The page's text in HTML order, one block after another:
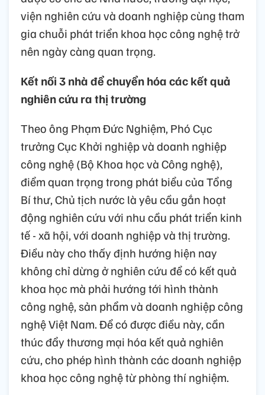
viện nghiên cứu và doanh nghiệp cùng tham
gia chuỗi phát triển khoa học công nghệ trở
nên ngày càng quan trọng.
Kết nối 3 nhà để chuyển hóa các kết quả
nghiên cứu ra thị trường
Theo ông Phạm Đức Nghiệm, Phó Cục
trưởng Cục Khởi nghiệp và doanh nghiệp
công nghệ (Bộ Khoa học và Công nghệ),
điểm quan trọng trong phát biểu của Tổng
Bí thư, Chủ tịch nước là yêu cầu gắn hoạt
động nghiên cứu với nhu cầu phát triển kinh
tế - xã hội, với doanh nghiệp và thị trường.
Điều này cho thấy định hướng hiện nay
không chỉ dừng ở nghiên cứu để có kết quả
khoa học mà phải hướng tới hình thành
công nghệ, sản phẩm và doanh nghiệp công
nghệ Việt Nam. Để có được điều này, cần
thúc đẩy thương mại hóa kết quả nghiên
cứu, cho phép hình thành các doanh nghiệp
khoa học công nghệ từ phòng thí nghiệm.